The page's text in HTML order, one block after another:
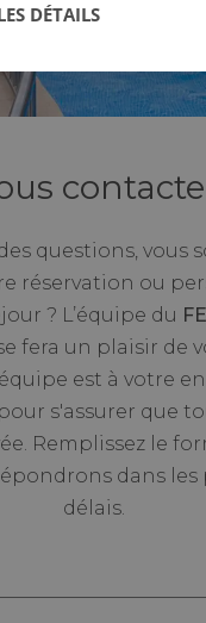
questions, vous
réservation ou
? L’équipe du
fera un plaisir de
est à votre
s'assurer que
Remplissez le
dans les
délais.
DÉTAILS